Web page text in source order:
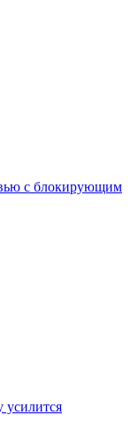
с блокирующим
усилится